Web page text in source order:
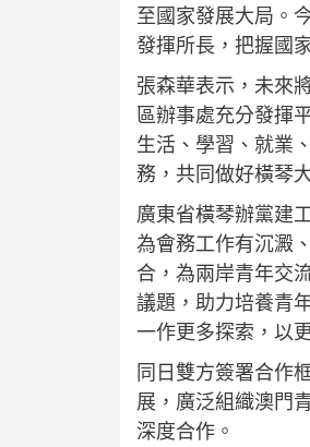
至國家發展大局。
發揮所長，把握國
張森華表示，未來
區辦事處充分發揮
生活、學習、就業
務，共同做好橫琴
廣東省橫琴辦黨建
為會務工作有沉澱
合，為兩岸青年交
議題，助力培養青
一作更多探索，以
同日雙方簽署合作
展，廣泛組織澳門
深度合作。